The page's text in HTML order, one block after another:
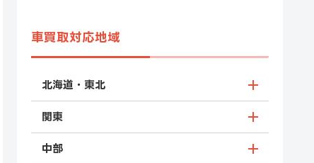
車買取対応地域
北海道・東北
関東
中部